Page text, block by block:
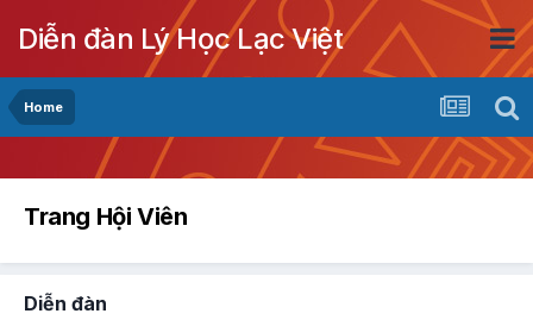
Diễn đàn Lý Học Lạc Việt
Home
Trang Hội Viên
Diễn đàn